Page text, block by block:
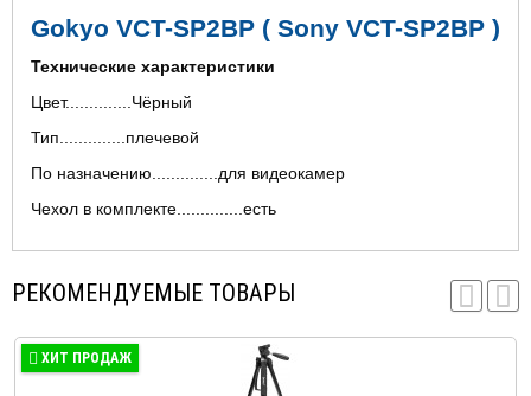
Gokyo VCT-SP2BP ( Sony VCT-SP2BP )
Технические характеристики
Цвет..............Чёрный
Тип..............плечевой
По назначению..............для видеокамер
Чехол в комплекте..............есть
РЕКОМЕНДУЕМЫЕ ТОВАРЫ
ХИТ ПРОДАЖ